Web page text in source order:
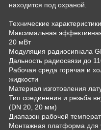
находится под охраной.
Технические
Максимальная
20 мВт
Модуляция радиосигнала
Дальность радиосвязи до
Рабочая среда горячая и
жидкости
Материал изготовления
Тип соединения и резьба
(DN 20, 20 мм)
Диапазон рабочей
Монтажная платформа для